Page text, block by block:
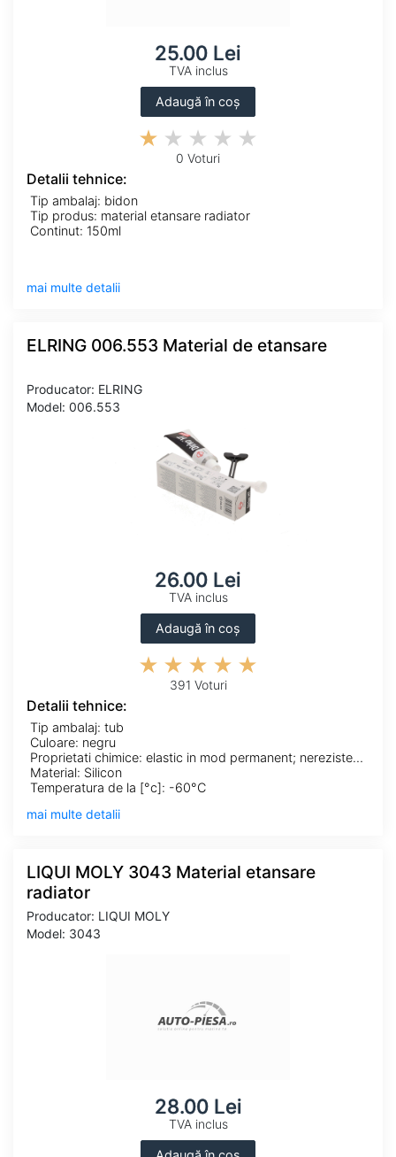
25.00 Lei
TVA inclus
Adaugă în coș
0 Voturi
Detalii tehnice:
Tip ambalaj: bidon
Tip produs: material etansare radiator
Continut: 150ml
mai multe detalii
ELRING 006.553 Material de etansare
Producator: ELRING
Model: 006.553
26.00 Lei
TVA inclus
Adaugă în coș
391 Voturi
Detalii tehnice:
Tip ambalaj: tub
Culoare: negru
Proprietati chimice: elastic in mod permanent; nerezistent la solventi; rezistent-UV
Material: Silicon
Temperatura de la [°c]: -60°C
mai multe detalii
LIQUI MOLY 3043 Material etansare
radiator
Producator: LIQUI MOLY
Model: 3043
28.00 Lei
TVA inclus